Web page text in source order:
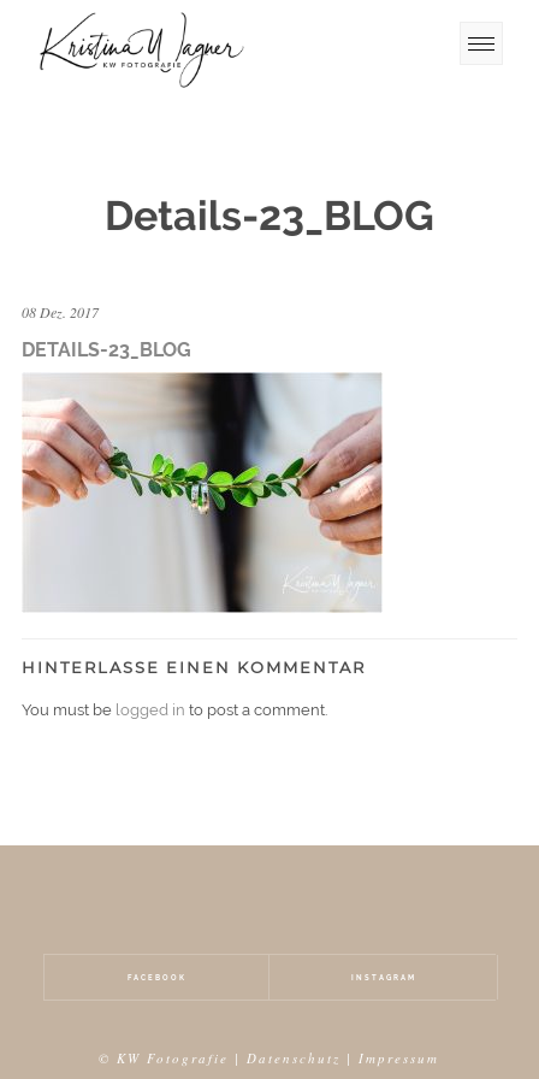
Details-23_BLOG
08 Dez. 2017
DETAILS-23_BLOG
HINTERLASSE EINEN KOMMENTAR
You must be logged in to post a comment.
FACEBOOK INSTAGRAM
© KW Fotografie |Datenschutz |Impressum